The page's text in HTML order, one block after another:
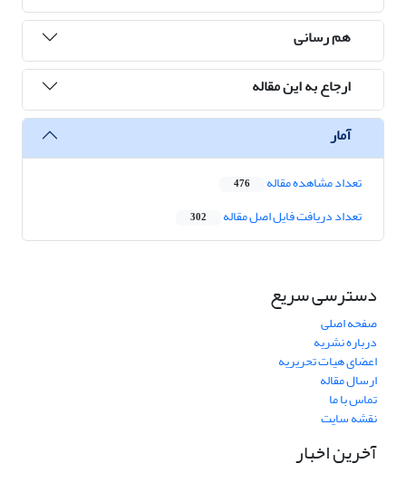
هم رسانی
ارجاع به این مقاله
آمار
تعداد مشاهده مقاله 476
تعداد دریافت فایل اصل مقاله 302
دسترسی سریع
صفحه اصلی
درباره نشریه
اعضای هیات تحریریه
ارسال مقاله
تماس با ما
نقشه سایت
آخرین اخبار